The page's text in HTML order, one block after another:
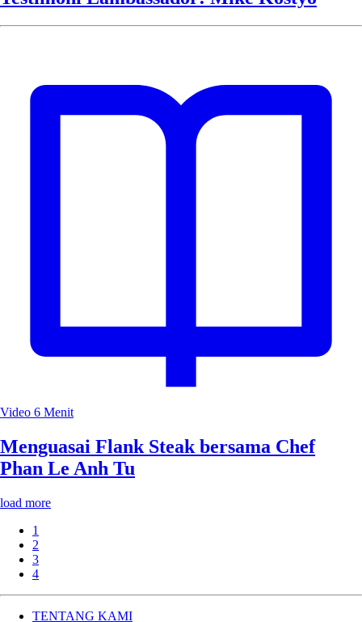
Video 6 Menit
Menguasai Flank Steak bersama Chef
Phan Le Anh Tu
load more
1
2
3
4
TENTANG KAMI